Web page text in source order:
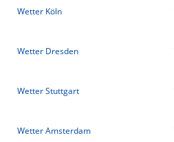
Wetter Köln
Wetter Dresden
Wetter Stuttgart
Wetter Amsterdam